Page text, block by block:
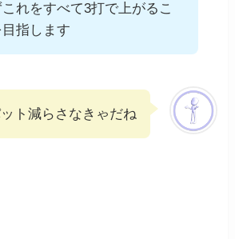
これをすべて3打で上がるこ
目指します
ト減らさなきゃだね